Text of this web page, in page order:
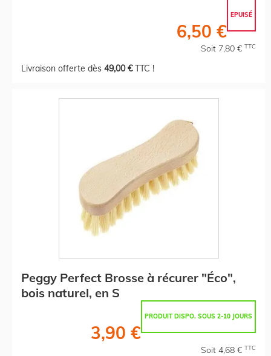
EPUISÉ
6,50 €
Soit 7,80 € TTC
Livraison offerte dès 49,00 €TTC !
Peggy Perfect Brosse à récurer "Éco",
bois naturel, en S
PRODUIT DISPO. SOUS 2-10 JOURS
3,90 €
Soit 4,68 € TTC